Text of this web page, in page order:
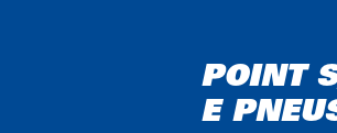
POINT
E